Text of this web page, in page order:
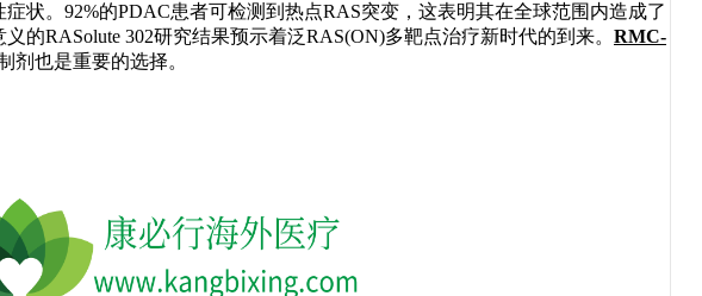
状。92%的PDAC患者可检测到热点RAS突变，这表明其在全球范围内造成了
的RASolute 302研究结果预示着泛RAS(ON)多靶点治疗新时代的到来。 RMC-
剂也是重要的选择。